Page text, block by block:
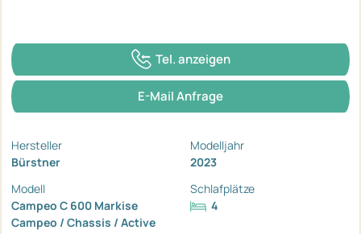
Tel. anzeigen
E-Mail Anfrage
Hersteller
Bürstner
Modelljahr
2023
Modell
Campeo C 600 Markise
Campeo / Chassis / Active
Schlafplätze
4